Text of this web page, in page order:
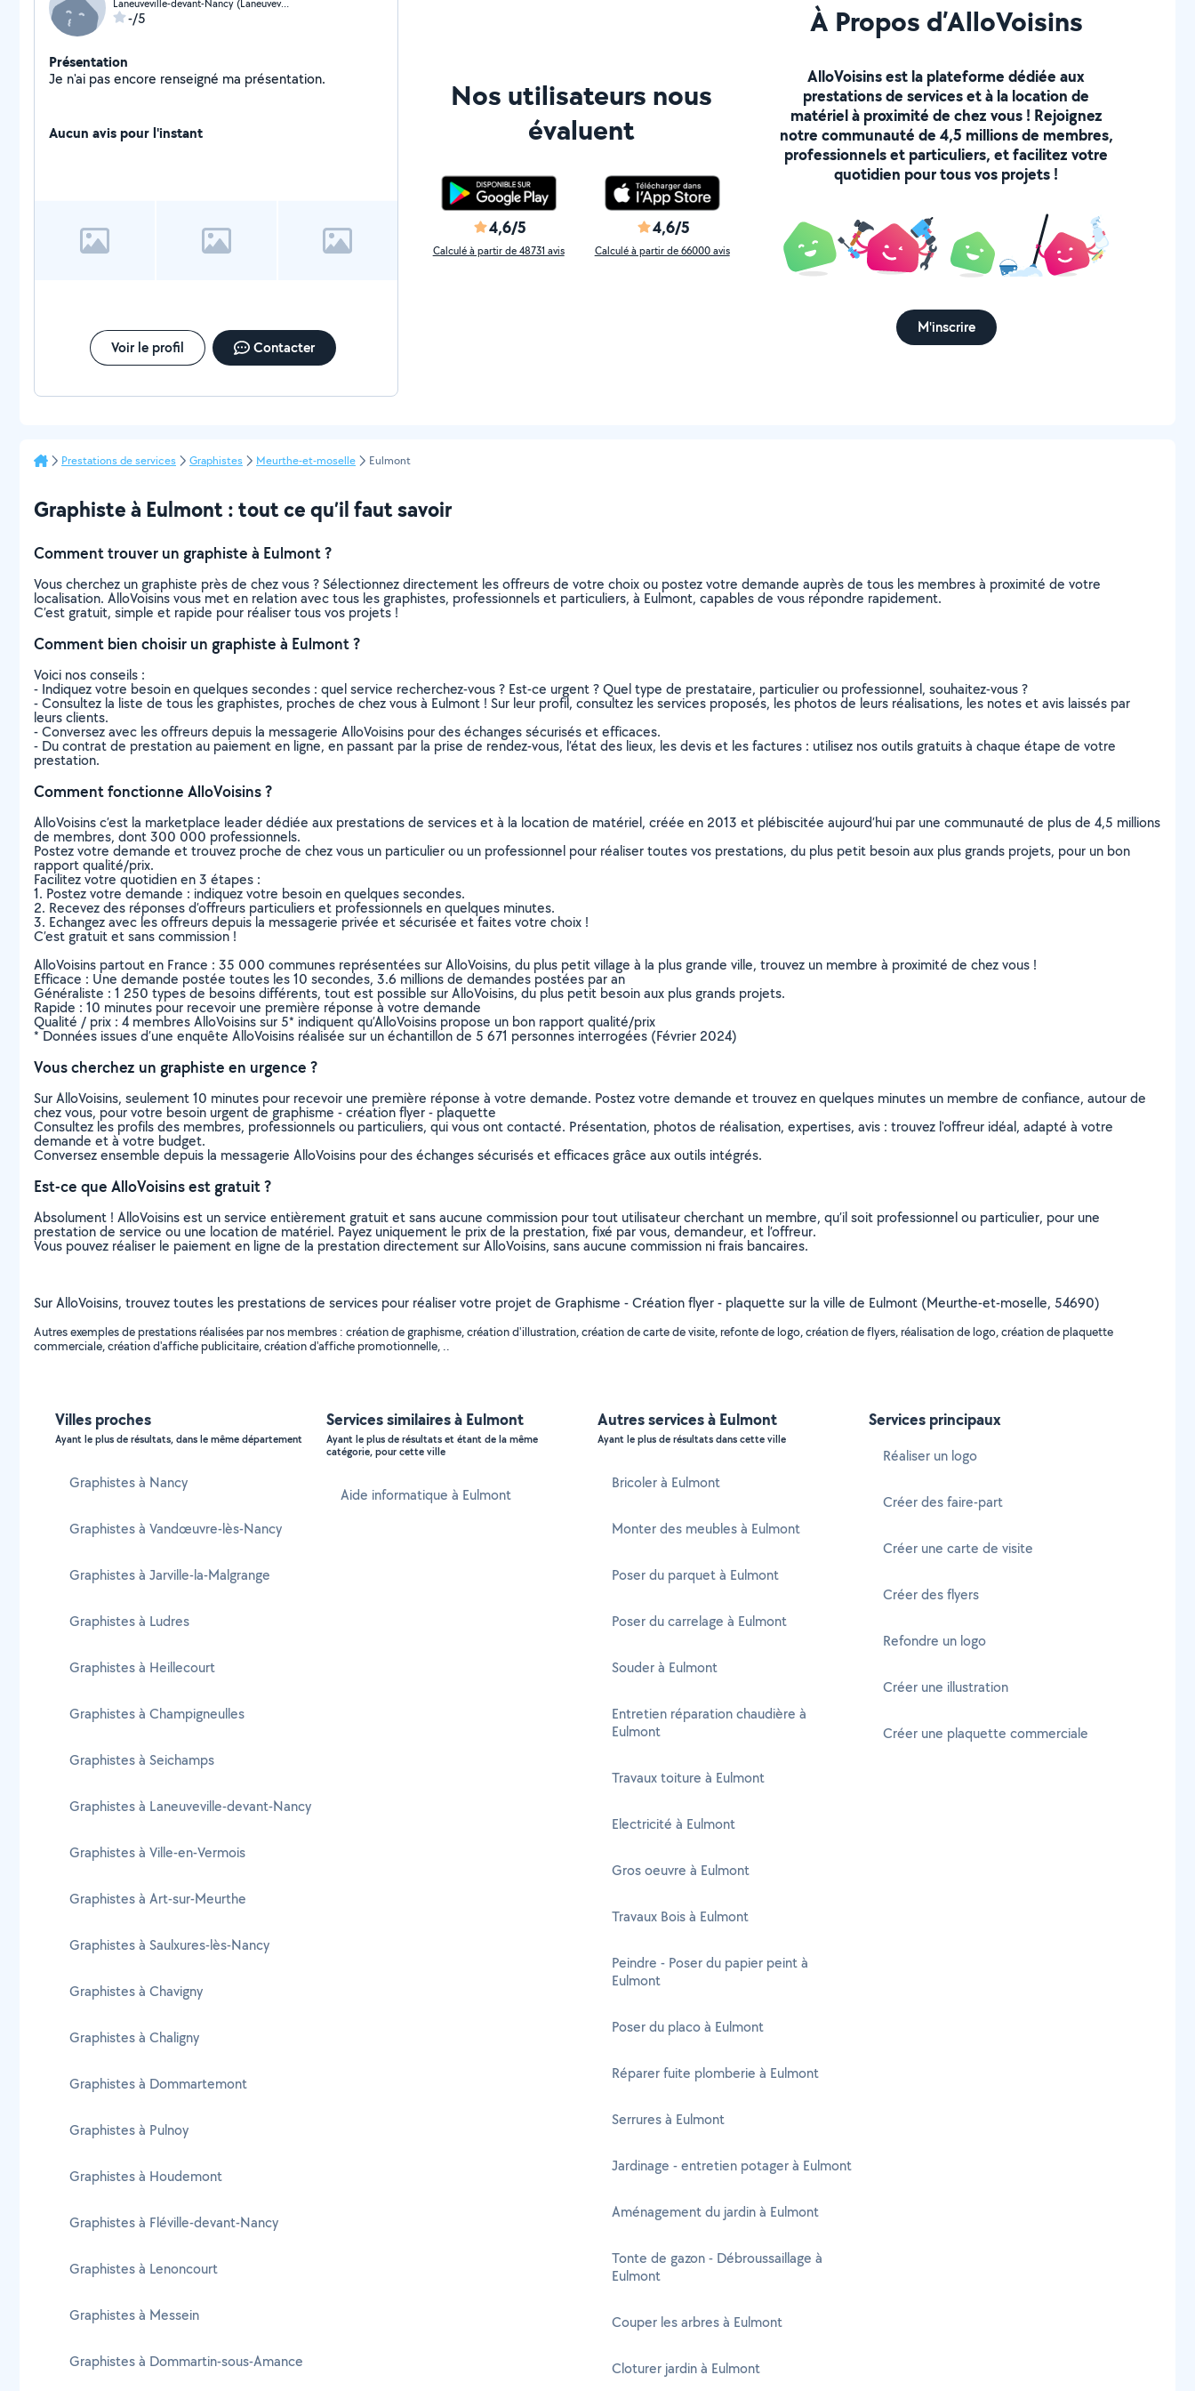
Laneuveville-devant-Nancy (Laneuveville-devant-Nancy)
-/5
Présentation
Je n'ai pas encore renseigné ma présentation.
Aucun avis pour l'instant
Voir le profil Contacter
Nos utilisateurs nous
évaluent
4,6/5
Calculé à partir de 48731 avis
4,6/5
Calculé à partir de 66000 avis
À Propos d’AlloVoisins
AlloVoisins est la plateforme dédiée aux
prestations de services et à la location de
matériel à proximité de chez vous ! Rejoignez
notre communauté de 4,5 millions de membres,
professionnels et particuliers, et facilitez votre
quotidien pour tous vos projets !
M'inscrire
Prestations de services Graphistes Meurthe-et-moselle Eulmont
Graphiste à Eulmont : tout ce qu’il faut savoir
Comment trouver un graphiste à Eulmont ?
Vous cherchez un graphiste près de chez vous ? Sélectionnez directement les offreurs de votre choix ou postez votre demande auprès de tous les membres à proximité de votre
localisation. AlloVoisins vous met en relation avec tous les graphistes, professionnels et particuliers, à Eulmont, capables de vous répondre rapidement.
C’est gratuit, simple et rapide pour réaliser tous vos projets !
Comment bien choisir un graphiste à Eulmont ?
Voici nos conseils :
- Indiquez votre besoin en quelques secondes : quel service recherchez-vous ? Est-ce urgent ? Quel type de prestataire, particulier ou professionnel, souhaitez-vous ?
- Consultez la liste de tous les graphistes, proches de chez vous à Eulmont ! Sur leur profil, consultez les services proposés, les photos de leurs réalisations, les notes et avis laissés par
leurs clients.
- Conversez avec les offreurs depuis la messagerie AlloVoisins pour des échanges sécurisés et efficaces.
- Du contrat de prestation au paiement en ligne, en passant par la prise de rendez-vous, l’état des lieux, les devis et les factures : utilisez nos outils gratuits à chaque étape de votre
prestation.
Comment fonctionne AlloVoisins ?
AlloVoisins c’est la marketplace leader dédiée aux prestations de services et à la location de matériel, créée en 2013 et plébiscitée aujourd’hui par une communauté de plus de 4,5 millions
de membres, dont 300 000 professionnels.
Postez votre demande et trouvez proche de chez vous un particulier ou un professionnel pour réaliser toutes vos prestations, du plus petit besoin aux plus grands projets, pour un bon
rapport qualité/prix.
Facilitez votre quotidien en 3 étapes :
1. Postez votre demande : indiquez votre besoin en quelques secondes.
2. Recevez des réponses d’offreurs particuliers et professionnels en quelques minutes.
3. Echangez avec les offreurs depuis la messagerie privée et sécurisée et faites votre choix !
C’est gratuit et sans commission !
AlloVoisins partout en France : 35 000 communes représentées sur AlloVoisins, du plus petit village à la plus grande ville, trouvez un membre à proximité de chez vous !
Efficace : Une demande postée toutes les 10 secondes, 3.6 millions de demandes postées par an
Généraliste : 1 250 types de besoins différents, tout est possible sur AlloVoisins, du plus petit besoin aux plus grands projets.
Rapide : 10 minutes pour recevoir une première réponse à votre demande
Qualité / prix : 4 membres AlloVoisins sur 5* indiquent qu’AlloVoisins propose un bon rapport qualité/prix
* Données issues d’une enquête AlloVoisins réalisée sur un échantillon de 5 671 personnes interrogées (Février 2024)
Vous cherchez un graphiste en urgence ?
Sur AlloVoisins, seulement 10 minutes pour recevoir une première réponse à votre demande. Postez votre demande et trouvez en quelques minutes un membre de confiance, autour de
chez vous, pour votre besoin urgent de graphisme - création flyer - plaquette
Consultez les profils des membres, professionnels ou particuliers, qui vous ont contacté. Présentation, photos de réalisation, expertises, avis : trouvez l'offreur idéal, adapté à votre
demande et à votre budget.
Conversez ensemble depuis la messagerie AlloVoisins pour des échanges sécurisés et efficaces grâce aux outils intégrés.
Est-ce que AlloVoisins est gratuit ?
Absolument ! AlloVoisins est un service entièrement gratuit et sans aucune commission pour tout utilisateur cherchant un membre, qu’il soit professionnel ou particulier, pour une
prestation de service ou une location de matériel. Payez uniquement le prix de la prestation, fixé par vous, demandeur, et l’offreur.
Vous pouvez réaliser le paiement en ligne de la prestation directement sur AlloVoisins, sans aucune commission ni frais bancaires.
Sur AlloVoisins, trouvez toutes les prestations de services pour réaliser votre projet de Graphisme - Création flyer - plaquette sur la ville de Eulmont (Meurthe-et-moselle, 54690)
Autres exemples de prestations réalisées par nos membres : création de graphisme, création d'illustration, création de carte de visite, refonte de logo, création de flyers, réalisation de logo, création de plaquette
commerciale, création d'affiche publicitaire, création d'affiche promotionnelle, ..
Villes proches
Ayant le plus de résultats, dans le même département
Graphistes à Nancy
Graphistes à Vandœuvre-lès-Nancy
Graphistes à Jarville-la-Malgrange
Graphistes à Ludres
Graphistes à Heillecourt
Graphistes à Champigneulles
Graphistes à Seichamps
Graphistes à Laneuveville-devant-Nancy
Graphistes à Ville-en-Vermois
Graphistes à Art-sur-Meurthe
Graphistes à Saulxures-lès-Nancy
Graphistes à Chavigny
Graphistes à Chaligny
Graphistes à Dommartemont
Graphistes à Pulnoy
Graphistes à Houdemont
Graphistes à Fléville-devant-Nancy
Graphistes à Lenoncourt
Graphistes à Messein
Graphistes à Dommartin-sous-Amance
Services similaires à Eulmont
Ayant le plus de résultats et étant de la même
catégorie, pour cette ville
Aide informatique à Eulmont
Autres services à Eulmont
Ayant le plus de résultats dans cette ville
Bricoler à Eulmont
Monter des meubles à Eulmont
Poser du parquet à Eulmont
Poser du carrelage à Eulmont
Souder à Eulmont
Entretien réparation chaudière à
Eulmont
Travaux toiture à Eulmont
Electricité à Eulmont
Gros oeuvre à Eulmont
Travaux Bois à Eulmont
Peindre - Poser du papier peint à
Eulmont
Poser du placo à Eulmont
Réparer fuite plomberie à Eulmont
Serrures à Eulmont
Jardinage - entretien potager à Eulmont
Aménagement du jardin à Eulmont
Tonte de gazon - Débroussaillage à
Eulmont
Couper les arbres à Eulmont
Cloturer jardin à Eulmont
Services principaux
Réaliser un logo
Créer des faire-part
Créer une carte de visite
Créer des flyers
Refondre un logo
Créer une illustration
Créer une plaquette commerciale